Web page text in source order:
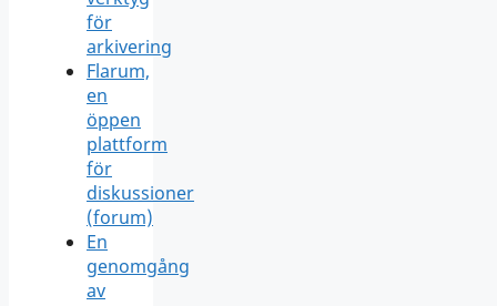
för
arkivering
Flarum,
en
öppen
plattform
för
diskussioner
(forum)
En
genomgång
av